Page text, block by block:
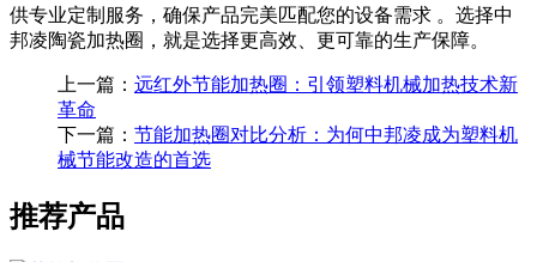
供专业定制服务，确保产品完美匹配您的设备需求 。选择中
邦凌陶瓷加热圈，就是选择更高效、更可靠的生产保障。
上一篇： 远红外节能加热圈：引领塑料机械加热技术新
革命
下一篇： 节能加热圈对比分析：为何中邦凌成为塑料机
械节能改造的首选
推荐产品